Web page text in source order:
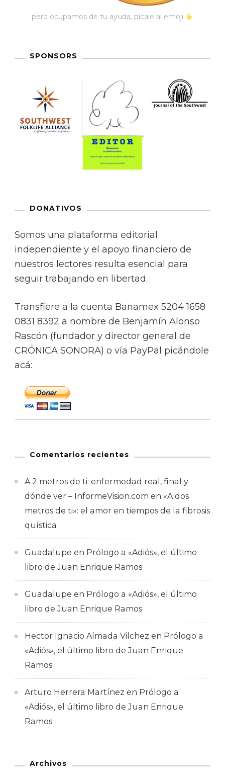
pero ocupamos de tu ayuda, pícale al emoji
SPONSORS
DONATIVOS
Somos una plataforma editorial
independiente y el apoyo financiero de
nuestros lectores resulta esencial para
seguir trabajando en libertad.
Transfiere a la cuenta Banamex 5204 1658
0831 8392 a nombre de Benjamín Alonso
Rascón (fundador y director general de
CRÓNICA SONORA) o vía PayPal picándole
acá:
Comentarios recientes
A 2 metros de ti: enfermedad real, final y
dónde ver – InformeVision.com en «A dos
metros de ti»: el amor en tiempos de la fibrosis
quística
Guadalupe en Prólogo a «Adiós», el último
libro de Juan Enrique Ramos
Guadalupe en Prólogo a «Adiós», el último
libro de Juan Enrique Ramos
Hector Ignacio Almada Vilchez en Prólogo a
«Adiós», el último libro de Juan Enrique
Ramos
Arturo Herrera Martínez en Prólogo a
«Adiós», el último libro de Juan Enrique
Ramos
Archivos